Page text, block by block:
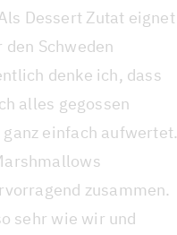
Dessert Zutat eignet
Schweden
denke ich, dass
alles gegossen
einfach aufwertet.
zusammen.
sehr wie wir und